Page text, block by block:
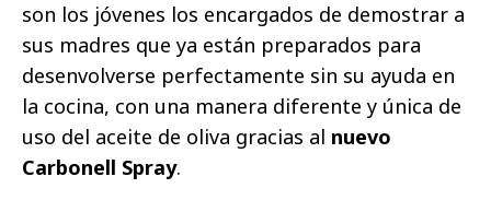
son los jóvenes los encargados de demostrar a
sus madres que ya están preparados para
desenvolverse perfectamente sin su ayuda en
la cocina, con una manera diferente y única de
uso del aceite de oliva gracias al nuevo
Carbonell Spray.